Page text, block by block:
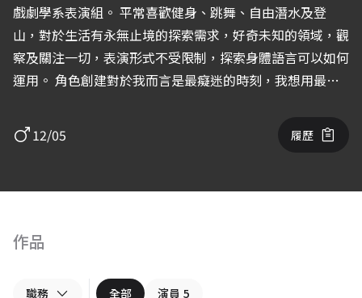
戲劇學系表演組。 平常喜歡健身、跳舞、自由潛水及登
山，對於生活有永無止境的探索需求，好奇未知的領域，觀
察及關注一切，表演形式不受限制，探索身體語言可以如何
運用。 角色創建對於我而言是最癡迷的時刻，我想用最真
每一刻。 我熱愛戲劇表演，也積極地在爭取機會，希望未
來有機會與您一起合作!
12/05 履歷
作品
職務 全部 演員 5